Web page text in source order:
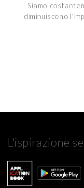
Siamo
diminuiscono
L'ispirazione